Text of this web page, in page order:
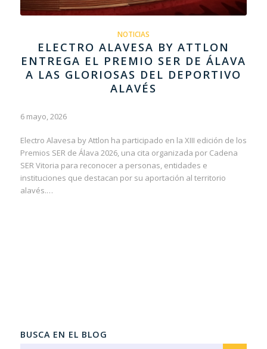
NOTICIAS
ELECTRO ALAVESA BY ATTLON
ENTREGA EL PREMIO SER DE ÁLAVA
A LAS GLORIOSAS DEL DEPORTIVO
ALAVÉS
6 mayo, 2026
Electro Alavesa by Attlon ha participado en la XIII edición de los
Premios SER de Álava 2026, una cita organizada por Cadena
SER Vitoria para reconocer a personas, entidades e
instituciones que destacan por su aportación al territorio
alavés.…
BUSCA EN EL BLOG